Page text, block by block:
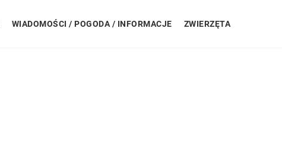
WIADOMOŚCI / POGODA / INFORMACJE ZWIERZĘTA